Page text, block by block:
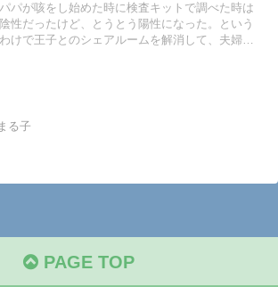
パパが咳をし始めた時に検査キットで調べた時は
陰性だったけど、とうとう陽性になった。という
わけで王子とのシェアルームを解消して、夫婦の
る子
PAGE TOP